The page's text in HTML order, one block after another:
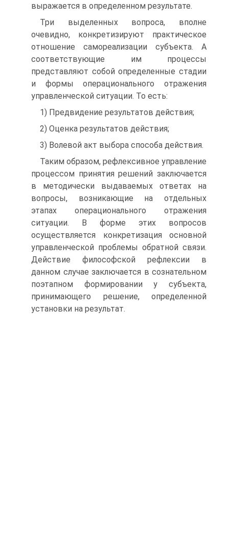
выражается в определенном результате.
Три выделенных вопроса, вполне
очевидно, конкретизируют практиче­ское
отношение самореализации субъекта. А
соответствующие им процессы
представляют собой определенные стадии
и формы операционального от­ражения
управленческой ситуации. То есть:
1) Предвидение результатов действия;
2) Оценка результатов действия;
3) Волевой акт выбора способа действия.
Таким образом, рефлексивное управление
процессом принятия решений заключается
в методически выдаваемых ответах на
вопросы, возникающие на отдельных
этапах операционального отражения
ситуации. В форме этих вопросов
осуществляется конкретизация основной
управленческой пробле­мы обратной связи.
Действие философской рефлексии в
данном случае за­ключается в сознательном
поэтапном формировании у субъекта,
прини­мающего решение, определенной
установки на результат.